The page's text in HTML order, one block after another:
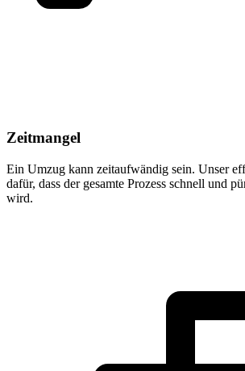
Zeitmangel
Ein Umzug kann zeitaufwändig sein. Unser
dafür, dass der gesamte Prozess schnell und
wird.